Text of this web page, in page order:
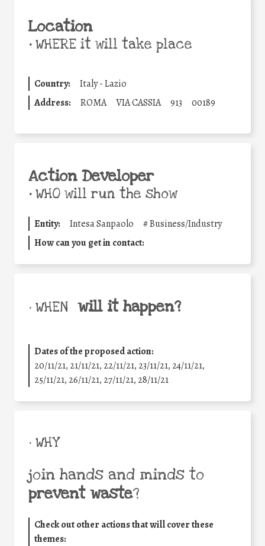
Location
•WHERE it will take place
Country:
Italy - Lazio
Address:
ROMA VIA CASSIA 913 00189
Action Developer
•WHO will run the show
Entity: Intesa Sanpaolo #Business/Industry
How can you get in contact:
• WHEN will it happen?
Dates of the proposed action:
20/11/21, 21/11/21, 22/11/21, 23/11/21, 24/11/21,
25/11/21, 26/11/21, 27/11/21, 28/11/21
• WHY
join hands and minds to
prevent waste?
Check out other actions that will cover these
themes: